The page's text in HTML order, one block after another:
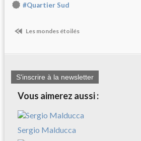
#Quartier Sud
Les mondes étoilés
S'inscrire à la newsletter
Vous aimerez aussi :
Sergio Malducca